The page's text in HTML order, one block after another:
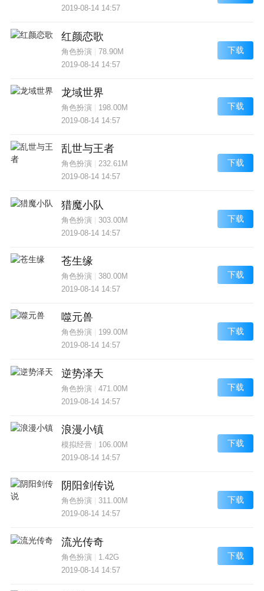
2019-08-14 14:57
红颜恋歌
角色扮演| 78.90M
2019-08-14 14:57
下载
龙域世界
角色扮演| 198.00M
2019-08-14 14:57
下载
乱世与王者
角色扮演| 232.61M
2019-08-14 14:57
下载
猎魔小队
角色扮演| 303.00M
2019-08-14 14:57
下载
苍生缘
角色扮演| 380.00M
2019-08-14 14:57
下载
噬元兽
角色扮演| 199.00M
2019-08-14 14:57
下载
逆势泽天
角色扮演| 471.00M
2019-08-14 14:57
下载
浪漫小镇
模拟经营
106.00M
2019-08-14 14:57
下载
阴阳剑传说
角色扮演| 311.00M
2019-08-14 14:57
下载
流光传奇
角色扮演| 1.42G
2019-08-14 14:57
下载